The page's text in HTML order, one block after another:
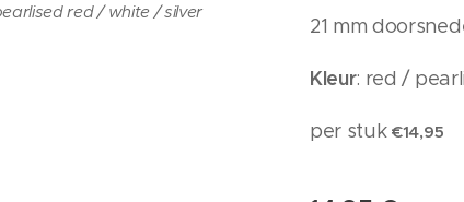
red / white / silver
21 mm
Kleur: red /
per stuk€14,95